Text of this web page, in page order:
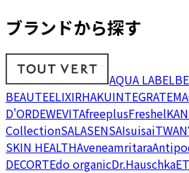
ブランドから探す
AQUA LABEL
BEAUTEELIXIRHAKUINTEGRATE
D'ORDEWEVITAfreeplusFreshel
CollectionSALASENSAIsuisai
SKIN HEALTHAveneamritara
DECORTEdo organicDr.Hauschka